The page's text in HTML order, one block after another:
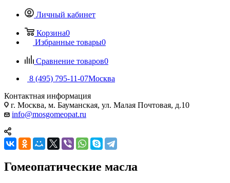
Личный кабинет
Корзина0
Избранные товары0
Сравнение товаров0
8 (495) 795-11-07Москва
Контактная информация
г. Москва, м. Бауманская, ул. Малая Почтовая, д.10
info@mosgomeopat.ru
Гомеопатические масла